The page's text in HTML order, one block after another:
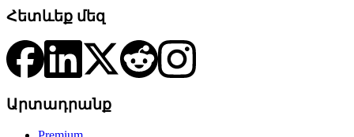
Հետևեք մեզ
Արտադրանք